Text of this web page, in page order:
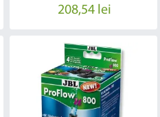
208,54 lei